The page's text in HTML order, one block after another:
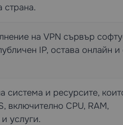
страна.
на VPN сървър
IP, остава онлайн и
система и ресурсите,
включително CPU, RAM,
услуги.